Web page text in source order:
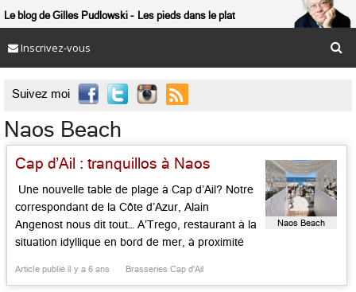
Le blog de Gilles Pudlowski Les pieds dans le plat
Inscrivez-vous
Suivez moi 
Naos Beach
Cap d’Ail : tranquillos à Naos
Une nouvelle table de plage à Cap d’Ail? Notre
correspondant de la Côte d’Azur, Alain
Angenost nous dit tout… A’Trego, restaurant à la
situation idyllique en bord de mer, à proximité
: Naos Beach. Naos, signifie temple en grec
Article publié il y a 6 ans Brasseries Cap d'Ail
Naos Beach